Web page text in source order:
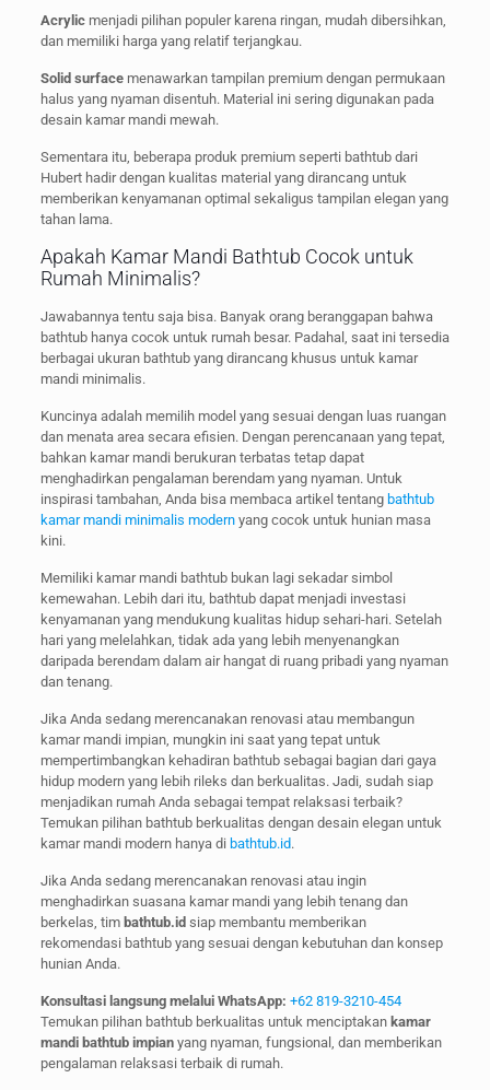
Acrylicmenjadi pilihan populer karena ringan, mudah dibersihkan,
dan memiliki harga yang relatif terjangkau.
Solid surfacemenawarkan tampilan premium dengan permukaan
halus yang nyaman disentuh. Material ini sering digunakan pada
desain kamar mandi mewah.
Sementara itu, beberapa produk premium seperti bathtub dari
Hubert hadir dengan kualitas material yang dirancang untuk
memberikan kenyamanan optimal sekaligus tampilan elegan yang
tahan lama.
Apakah Kamar Mandi Bathtub Cocok untuk
Rumah Minimalis?
Jawabannya tentu saja bisa. Banyak orang beranggapan bahwa
bathtub hanya cocok untuk rumah besar. Padahal, saat ini tersedia
berbagai ukuran bathtub yang dirancang khusus untuk kamar
mandi minimalis.
Kuncinya adalah memilih model yang sesuai dengan luas ruangan
dan menata area secara efisien. Dengan perencanaan yang tepat,
bahkan kamar mandi berukuran terbatas tetap dapat
menghadirkan pengalaman berendam yang nyaman. Untuk
inspirasi tambahan, Anda bisa membaca artikel tentang bathtub
kamar mandi minimalis modernyang cocok untuk hunian masa
kini.
Memiliki kamar mandi bathtub bukan lagi sekadar simbol
kemewahan. Lebih dari itu, bathtub dapat menjadi investasi
kenyamanan yang mendukung kualitas hidup sehari-hari. Setelah
hari yang melelahkan, tidak ada yang lebih menyenangkan
daripada berendam dalam air hangat di ruang pribadi yang nyaman
dan tenang.
Jika Anda sedang merencanakan renovasi atau membangun
kamar mandi impian, mungkin ini saat yang tepat untuk
mempertimbangkan kehadiran bathtub sebagai bagian dari gaya
hidup modern yang lebih rileks dan berkualitas. Jadi, sudah siap
menjadikan rumah Anda sebagai tempat relaksasi terbaik?
Temukan pilihan bathtub berkualitas dengan desain elegan untuk
kamar mandi modern hanya di bathtub.id.
Jika Anda sedang merencanakan renovasi atau ingin
menghadirkan suasana kamar mandi yang lebih tenang dan
berkelas, tim bathtub.id siap membantu memberikan
rekomendasi bathtub yang sesuai dengan kebutuhan dan konsep
hunian Anda.
Konsultasi langsung melalui WhatsApp: +62 819-3210-454
Temukan pilihan bathtub berkualitas untuk menciptakan kamar
mandi bathtub impian yang nyaman, fungsional, dan memberikan
pengalaman relaksasi terbaik di rumah.